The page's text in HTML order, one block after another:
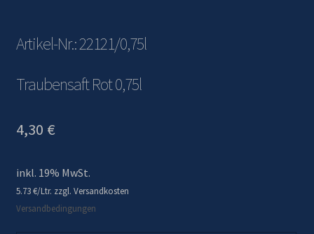
Artikel-Nr.: 22121/0,75l
Traubensaft Rot 0,75l
4,30 €
inkl. 19% MwSt.
5.73 €/Ltr. zzgl. Versandkosten
Versandbedingungen